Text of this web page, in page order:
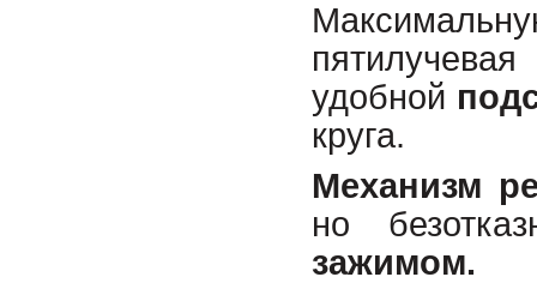
удобной
круга.
Механизм
но
зажимом.